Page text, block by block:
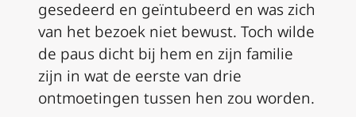
gesedeerd en geïntubeerd en was zich
van het bezoek niet bewust. Toch wilde
de paus dicht bij hem en zijn familie
zijn in wat de eerste van drie
ontmoetingen tussen hen zou worden.